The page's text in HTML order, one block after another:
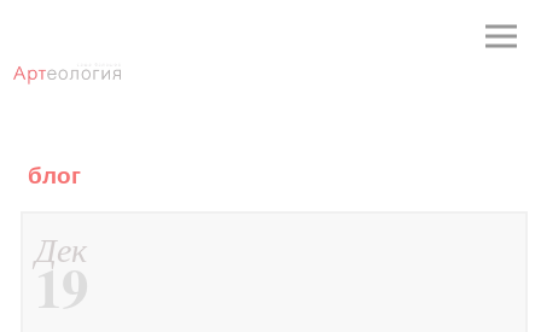
блог
Дек
19